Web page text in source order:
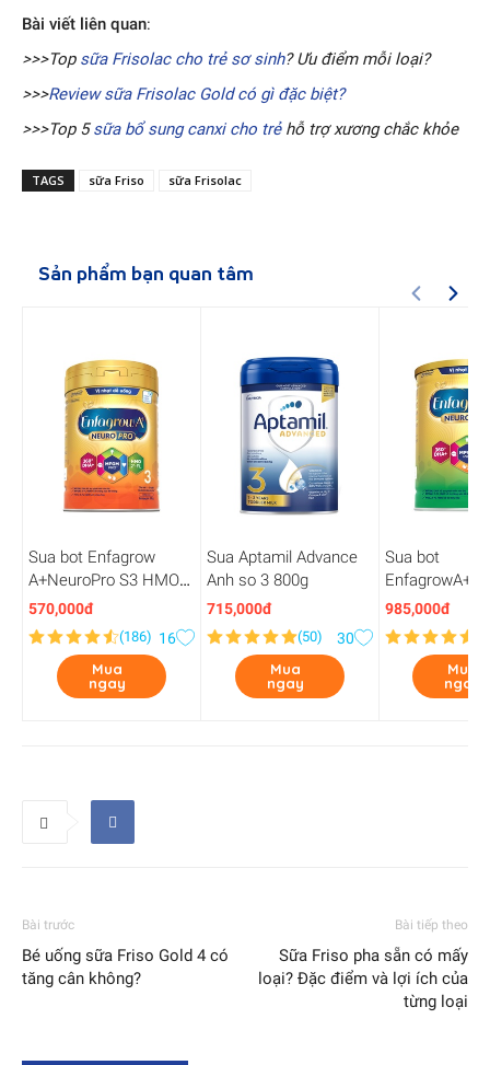
Bài viết liên quan:
>>>Top sữa Frisolac cho trẻ sơ sinh? Ưu điểm mỗi loại?
>>>Review sữa Frisolac Gold có gì đặc biệt?
>>>Top 5sữa bổ sung canxi cho trẻhỗ trợ xương chắc khỏe
TAGS sữa Friso sữa Frisolac
Sản phẩm bạn quan tâm
Sua bot Enfagrow
A+NeuroPro S3 HMO
830G-2Flex
570,000đ
(186) 16
Mua
ngay
Sua Aptamil Advance
Anh so 3 800g
715,000đ
(50)
30
Mua
ngay
Sua bot
S4 HMO
985,000đ
Mua
ngay
Bài trước
Bé uống sữa Friso Gold 4 có
tăng cân không?
Bài tiếp theo
Sữa Friso pha sẵn có mấy
loại? Đặc điểm và lợi ích của
từng loại